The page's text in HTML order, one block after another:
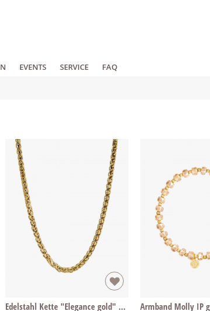
EVENTS SERVICE FAQ
Edelstahl Kette "Elegance gold" per cm